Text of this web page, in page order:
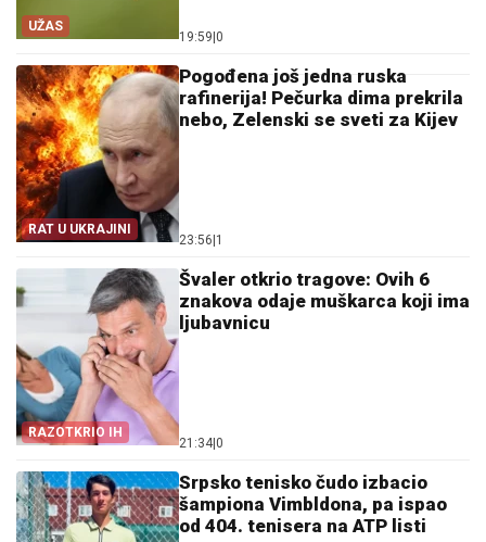
UŽAS
19:59 0
RAT U UKRAJINI
Pogođena još jedna ruska
rafinerija! Pečurka dima prekrila
nebo, Zelenski se sveti za Kijev
23:56 1
RAZOTKRIO IH
Švaler otkrio tragove: Ovih 6
znakova odaje muškarca koji ima
ljubavnicu
21:34 0
Srpsko tenisko čudo izbacio
šampiona Vimbldona, pa ispao
od 404. tenisera na ATP listi